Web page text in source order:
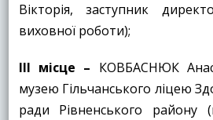
Вікторія, заступник
виховної роботи);
ІІІ місце – КОВБАСНЮК
музею Гільчанського ліцею
ради Рівненського району